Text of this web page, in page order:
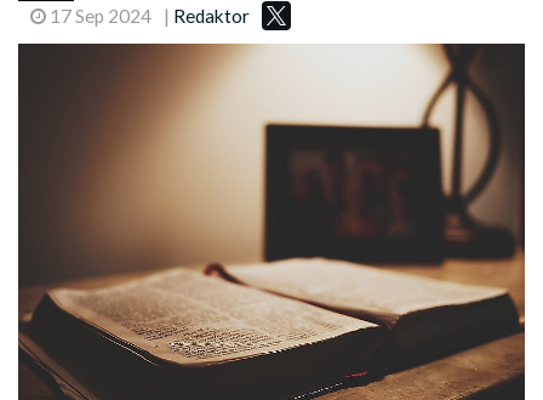
17 Sep 2024 | Redaktor